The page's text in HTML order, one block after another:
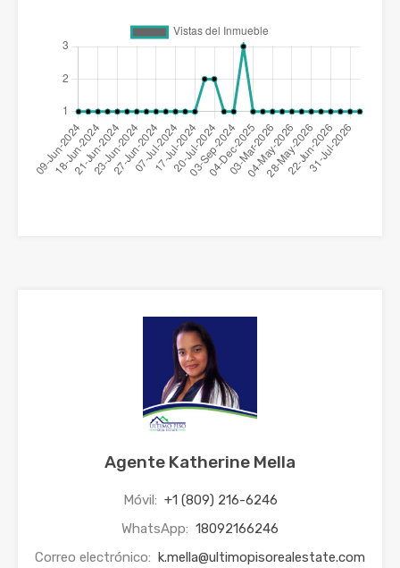
Agente Katherine Mella
Móvil: +1 (809) 216-6246
WhatsApp: 18092166246
Correo electrónico: k.mella@ultimopisorealestate.com